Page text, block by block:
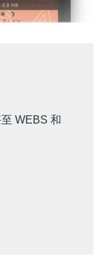
WEBS 和